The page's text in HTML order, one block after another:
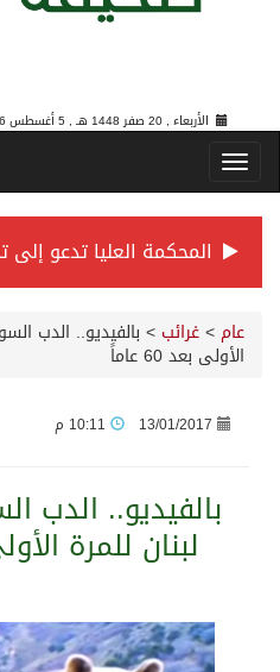
الأربعاء , 20 صفر 1448 هـ , 5 أغسطس 2026 م |
عام >غرائب > بالفيديو.. الدب
الأولى بعد 60 عاماً
13/01/2017
بالفيديو..
لبنان للمرة الأولى